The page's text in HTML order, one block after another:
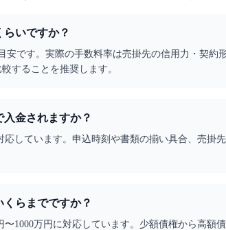
いですか？
安です。実際の手数料率は売掛先の信用力・契約
することを推奨します。
金されますか？
しています。申込時刻や書類の揃い具合、売掛
らまでですか？
1000万円に対応しています。少額債権から高額